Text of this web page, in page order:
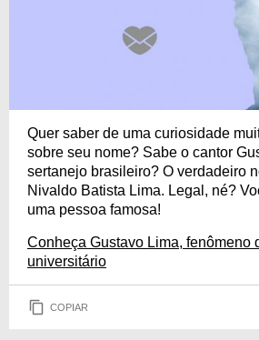
Quer saber de uma curiosidade
sobre seu nome? Sabe o cantor
sertanejo brasileiro? O verdadeiro
Nivaldo Batista Lima. Legal, né?
uma pessoa famosa!
Conheça Gustavo Lima, fenômeno
universitário
COPIAR